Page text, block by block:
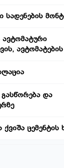
სადენების
გასწორება და
ქვიშა ცემენტის